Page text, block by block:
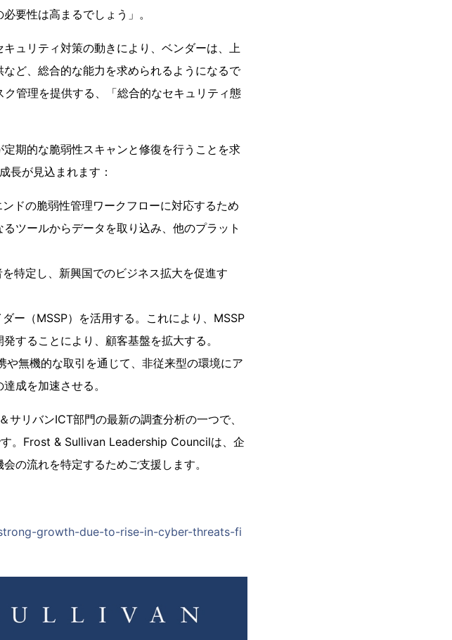
要性は高まるでしょう」。
ュリティ対策の動きにより、ベンダーは、上
ど、総合的な能力を求められるようになるで
管理を提供する、「総合的なセキュリティ態
期的な脆弱性スキャンと修復を行うことを求
長が見込まれます：
ドの脆弱性管理ワークフローに対応するため
ツールからデータを取り込み、他のプラット
特定し、新興国でのビジネス拡大を促進す
ー（MSSP）を活用する。これにより、MSSP
することにより、顧客基盤を拡大する。
無機的な取引を通じて、非従来型の環境にア
成を加速させる。
リバンICT部門の最新の調査分析の一つで、
。Frost & Sullivan Leadership Councilは、企
の流れを特定するためご支援します。
growth-due-to-rise-in-cyber-threats-fi